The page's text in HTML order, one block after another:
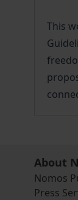
This
About
Nomos
Press